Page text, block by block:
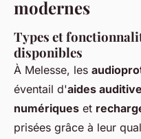
modernes
Types et
disponibles
À Melesse, les
éventail d'aides
numériques et
prisées grâce à leur